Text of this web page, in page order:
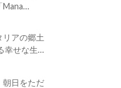
Mana
リアの郷土
幸せな生き
朝日をただ